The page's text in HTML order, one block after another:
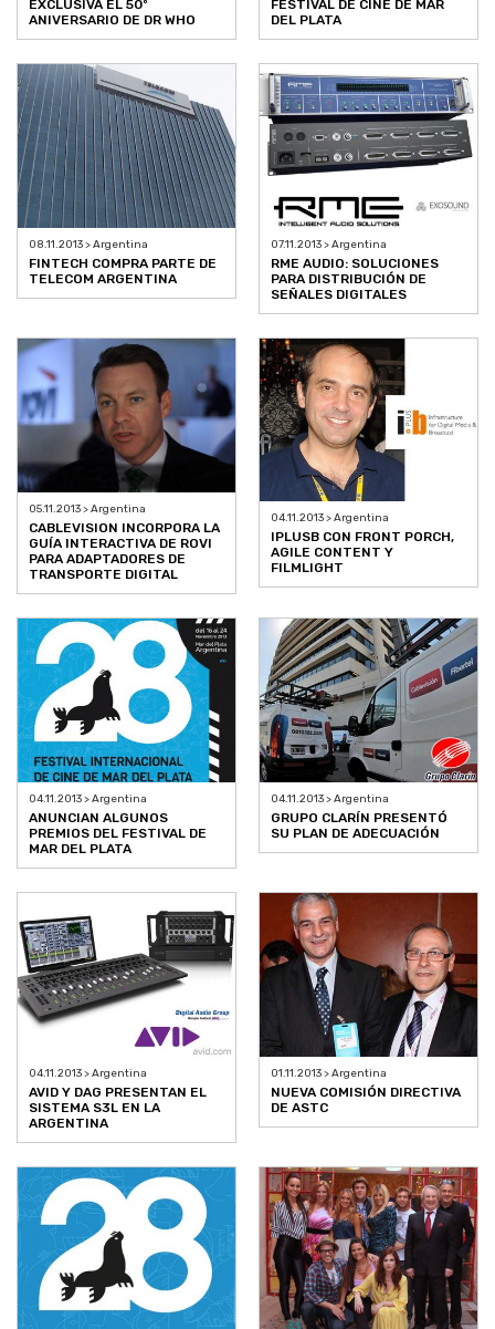
EXCLUSIVA EL 50º
ANIVERSARIO DE DR WHO
FESTIVAL DE CINE DE MAR
DEL PLATA
08.11.2013 > Argentina
FINTECH COMPRA PARTE DE
TELECOM ARGENTINA
07.11.2013 > Argentina
RME AUDIO: SOLUCIONES
PARA DISTRIBUCIÓN DE
SEÑALES DIGITALES
05.11.2013 > Argentina
CABLEVISION INCORPORA LA
GUÍA INTERACTIVA DE ROVI
PARA ADAPTADORES DE
TRANSPORTE DIGITAL
04.11.2013 > Argentina
IPLUSB CON FRONT PORCH,
AGILE CONTENT Y
FILMLIGHT
04.11.2013 > Argentina
ANUNCIAN ALGUNOS
PREMIOS DEL FESTIVAL DE
MAR DEL PLATA
04.11.2013 > Argentina
GRUPO CLARÍN PRESENTÓ
SU PLAN DE ADECUACIÓN
04.11.2013 > Argentina
AVID Y DAG PRESENTAN EL
SISTEMA S3L EN LA
ARGENTINA
01.11.2013 > Argentina
NUEVA COMISIÓN DIRECTIVA
DE ASTC